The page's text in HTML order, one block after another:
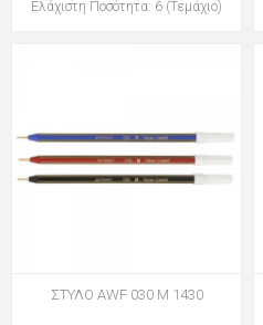
Ελάχιστη Ποσότητα: 6 (Τεμάχιο)
ΣΤΥΛΟ AWF 030 M 1430